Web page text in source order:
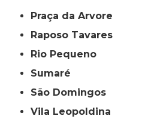
Praça da Arvore
Raposo Tavares
Rio Pequeno
Sumaré
São Domingos
Vila Leopoldina